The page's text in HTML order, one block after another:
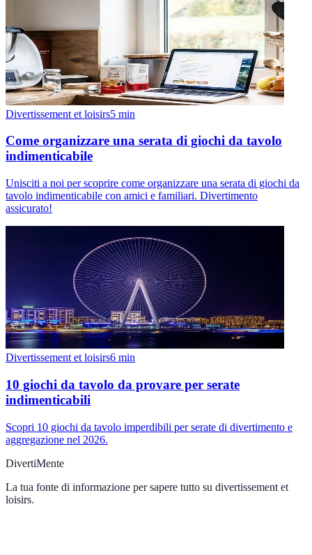
Divertissement et loisirs5 min
Come organizzare una serata di giochi da tavolo
indimenticabile
Unisciti a noi per scoprire come organizzare una serata di giochi da
tavolo indimenticabile con amici e familiari. Divertimento
assicurato!
Divertissement et loisirs6 min
10 giochi da tavolo da provare per serate
indimenticabili
Scopri 10 giochi da tavolo imperdibili per serate di divertimento e
aggregazione nel 2026.
DivertiMente
La tua fonte di informazione per sapere tutto su divertissement et
loisirs.